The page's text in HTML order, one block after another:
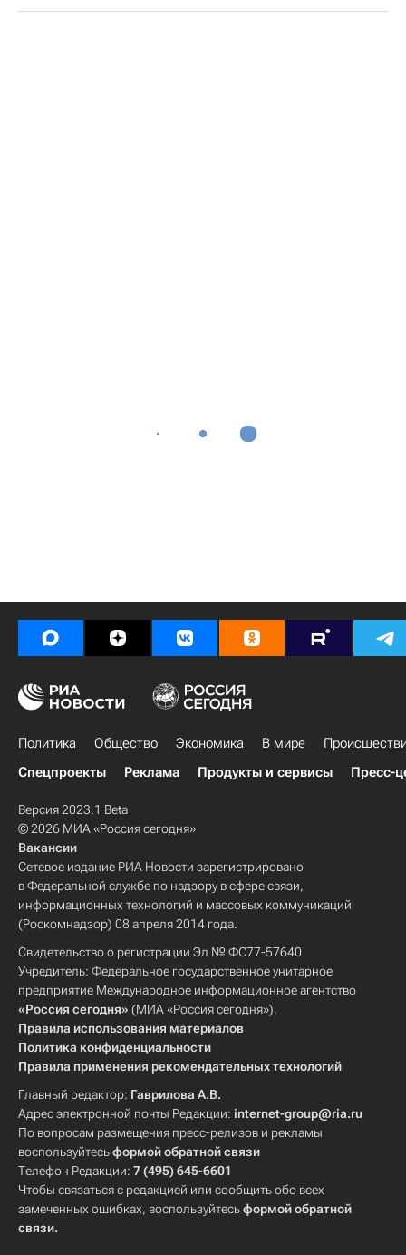
Политика Общество Экономика В мире
Спецпроекты
Реклама Продукты и сервисы Пресс-
Версия 2023.1 Beta
© 2026 МИА «Россия сегодня»
Вакансии
Сетевое издание РИА Новости зарегистрировано
в Федеральной службе по надзору в сфере связи,
информационных технологий и массовых коммуникаций
(Роскомнадзор) 08 апреля 2014 года.
Свидетельство о регистрации Эл № ФС77-57640
Учредитель: Федеральное государственное унитарное
предприятие Международное информационное агентство
«Россия сегодня» (МИА «Россия сегодня»).
Правила использования материалов
Политика конфиденциальности
Правила применения рекомендательных технологий
Главный редактор: Гаврилова А.В.
Адрес электронной почты Редакции: internet-group@ria.ru
По вопросам размещения пресс-релизов и рекламы
воспользуйтесьформой обратной связи
Телефон Редакции: 7 (495) 645-6601
Чтобы связаться с редакцией или сообщить обо всех
замеченных ошибках, воспользуйтесьформой обратной
связи.